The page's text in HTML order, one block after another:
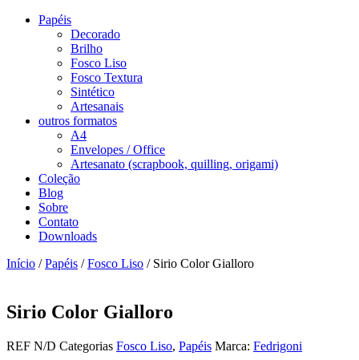
Papéis
Decorado
Brilho
Fosco Liso
Fosco Textura
Sintético
Artesanais
outros formatos
A4
Envelopes / Office
Artesanato (scrapbook, quilling, origami)
Coleção
Blog
Sobre
Contato
Downloads
Início /Papéis /Fosco Liso / Sirio Color Gialloro
Sirio Color Gialloro
REF N/D Categorias Fosco Liso, Papéis Marca: Fedrigoni